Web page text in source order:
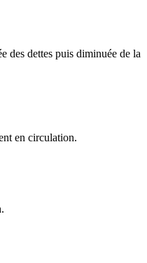
des dettes puis diminuée de la
en circulation.